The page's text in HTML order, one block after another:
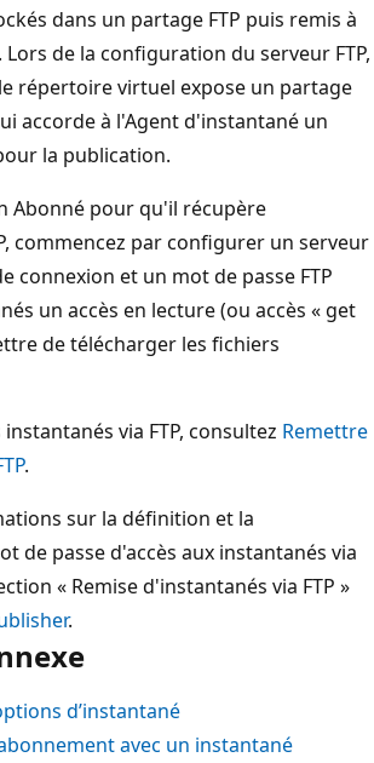
dans un partage FTP puis remis à
Lors de la configuration du serveur FTP,
répertoire virtuel expose un partage
accorde à l'Agent d'instantané un
la publication.
Abonné pour qu'il récupère
commencez par configurer un serveur
connexion et un mot de passe FTP
un accès en lecture (ou accès « get
de télécharger les fichiers
via FTP, consultez Remettre
.
sur la définition et la
de passe d'accès aux instantanés via
« Remise d'instantanés via FTP »
.
d’instantané
avec un instantané